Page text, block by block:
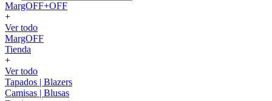
MargOFF+OFF
+
Ver todo
MargOFF
Tienda
+
Ver todo
Tapados | Blazers
Camisas | Blusas